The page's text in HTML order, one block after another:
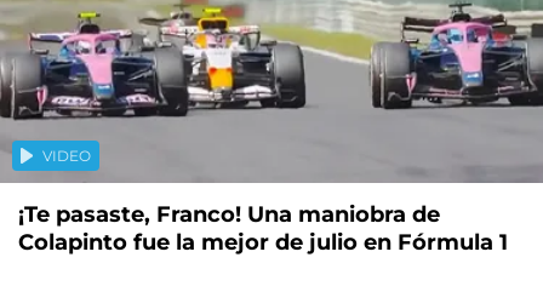
VIDEO
¡Te pasaste, Franco! Una maniobra de
Colapinto fue la mejor de julio en Fórmula 1